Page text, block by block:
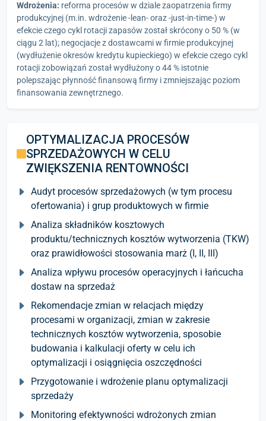
Wdrożenia: reforma procesów w dziale zaopatrzenia firmy
produkcyjnej (m.in. wdrożenie -lean- oraz -just-in-time-) w
efekcie czego cykl rotacji zapasów został skrócony o 50 % (w
ciągu 2 lat); negocjacje z dostawcami w firmie produkcyjnej
(wydłużenie okresów kredytu kupieckiego) w efekcie czego cykl
rotacji zobowiązań został wydłużony o 44 % istotnie
polepszając płynność finansową firmy i zmniejszając poziom
finansowania zewnętrznego.
OPTYMALIZACJA PROCESÓW
SPRZEDAŻOWYCH W CELU
ZWIĘKSZENIA RENTOWNOŚCI
Audyt procesów sprzedażowych (w tym procesu
ofertowania) i grup produktowych w firmie
Analiza składników kosztowych
produktu/technicznych kosztów wytworzenia (TKW)
oraz prawidłowości stosowania marż (I, II, III)
Analiza wpływu procesów operacyjnych i łańcucha
dostaw na sprzedaż
Rekomendacje zmian w relacjach między
procesami w organizacji, zmian w zakresie
technicznych kosztów wytworzenia, sposobie
budowania i kalkulacji oferty w celu ich
optymalizacji i osiągnięcia oszczędności
Przygotowanie i wdrożenie planu optymalizacji
sprzedaży
Monitoring efektywności wdrożonych zmian